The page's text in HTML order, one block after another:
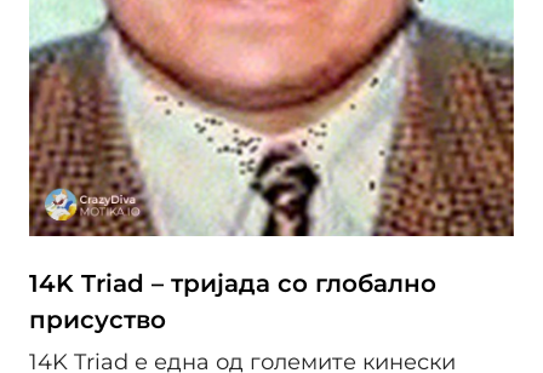
14K Triad – тријада со глобално
присуство
14K Triad е една од големите кинески